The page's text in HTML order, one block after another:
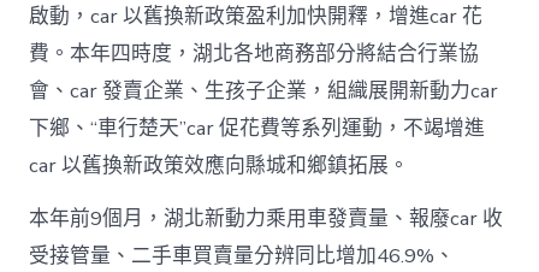
啟動，car 以舊換新政策盈利加快開釋，增進car 花
費。本年四時度，湖北各地商務部分將結合行業協
會、car 發賣企業、生孩子企業，組織展開新動力car
下鄉、“車行楚天”car 促花費等系列運動，不竭增進
car 以舊換新政策效應向縣城和鄉鎮拓展。
本年前9個月，湖北新動力乘用車發賣量、報廢car 收
受接管量、二手車買賣量分辨同比增加46.9%、